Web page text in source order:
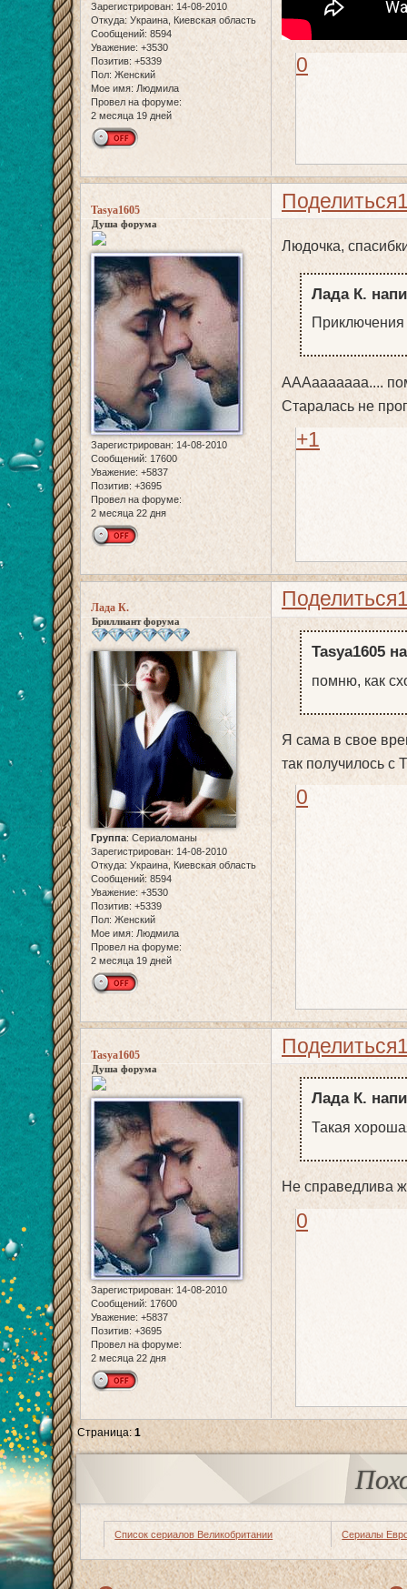
Зарегистрирован: 14-08-2010
Откуда: Украина, Киевская область
Сообщений: 8594
Уважение: +3530
Позитив: +5339
Пол: Женский
Мое имя: Людмила
Провел на форуме:
2 месяца 19 дней
0
Поделиться
Tasya1605
Душа форума
Зарегистрирован: 14-08-2010
Сообщений: 17600
Уважение: +5837
Позитив: +3695
Провел на форуме:
2 месяца 22 дня
Людочка,
Лада К.
Приключения
АААааааааа....
Старалась не
+1
Поделиться
Лада К.
Бриллиант форума
Группа: Сериаломаны
Зарегистрирован: 14-08-2010
Откуда: Украина, Киевская область
Сообщений: 8594
Уважение: +3530
Позитив: +5339
Пол: Женский
Мое имя: Людмила
Провел на форуме:
2 месяца 19 дней
Tasya1605
помню, как
Я сама в свое
так получилось с
0
Поделиться
Tasya1605
Душа форума
Зарегистрирован: 14-08-2010
Сообщений: 17600
Уважение: +5837
Позитив: +3695
Провел на форуме:
2 месяца 22 дня
Лада К.
Такая
Не справедлива
0
Страница:1
Список сериалов Великобритании Сериалы